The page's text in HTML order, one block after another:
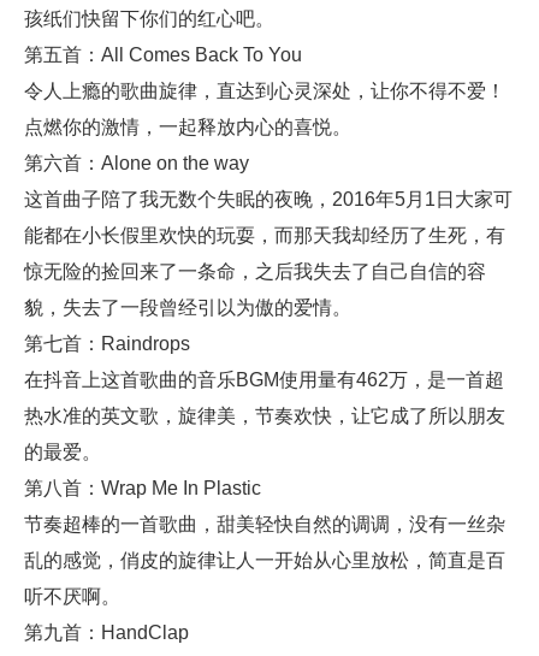
孩纸们快留下你们的红心吧。
第五首：All Comes Back To You
令人上瘾的歌曲旋律，直达到心灵深处，让你不得不爱！
点燃你的激情，一起释放内心的喜悦。
第六首：Alone on the way
这首曲子陪了我无数个失眠的夜晚，2016年5月1日大家可
能都在小长假里欢快的玩耍，而那天我却经历了生死，有
惊无险的捡回来了一条命，之后我失去了自己自信的容
貌，失去了一段曾经引以为傲的爱情。
第七首：Raindrops
在抖音上这首歌曲的音乐BGM使用量有462万，是一首超
热水准的英文歌，旋律美，节奏欢快，让它成了所以朋友
的最爱。
第八首：Wrap Me In Plastic
节奏超棒的一首歌曲，甜美轻快自然的调调，没有一丝杂
乱的感觉，俏皮的旋律让人一开始从心里放松，简直是百
听不厌啊。
第九首：HandClap